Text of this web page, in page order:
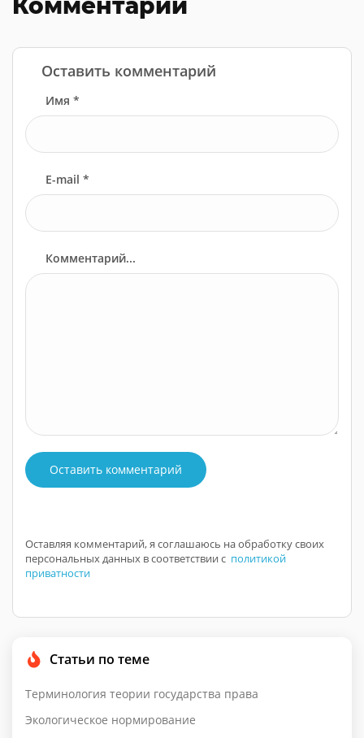
Комментарии
Оставить комментарий
Имя *
E-mail *
Комментарий...
Оставить комментарий
Оставляя комментарий, я соглашаюсь на обработку своих
персональных данных в соответствии с политикой
приватности
Статьи по теме
Терминология теории государства права
Экологическое нормирование